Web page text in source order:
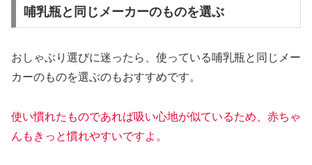
哺乳瓶と同じメーカーのものを選ぶ
おしゃぶり選びに迷ったら、使っている哺乳瓶と同じメー
カーのものを選ぶのもおすすめです。
使い慣れたものであれば吸い心地が似ているため、赤ちゃ
んもきっと慣れやすいですよ。